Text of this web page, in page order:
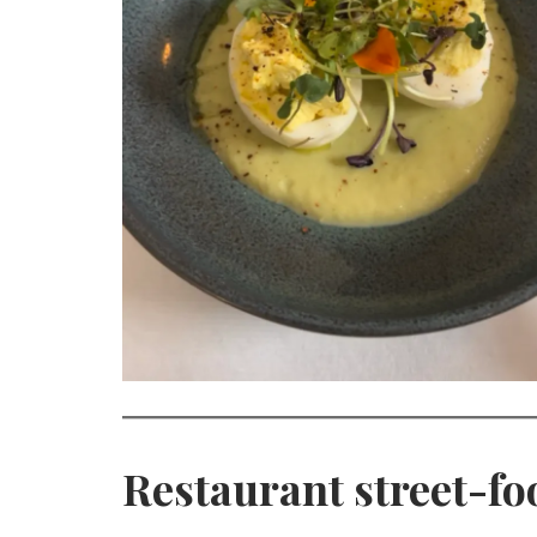
Restaurant street-